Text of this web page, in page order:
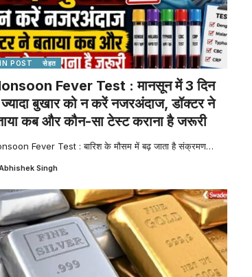
POST सेहत
Fever Test : मानसून में 3 दिन
बुखार को न करें नजरअंदाज, डॉक्टर ने
कब और कौन-सा टेस्ट कराना है जरूरी
Fever Test : बारिश के मौसम में बढ़ जाता है संक्रमण…
Singh